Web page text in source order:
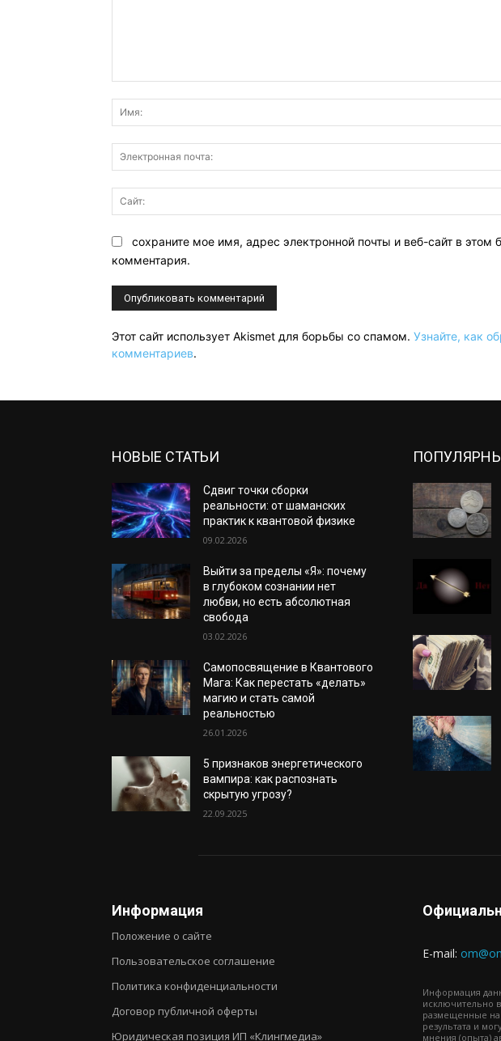
сохраните мое имя, адрес электронной почты и веб-сайт в этом
комментария.
Этот сайт использует Akismet для борьбы со спамом. Узнайте, как
комментариев.
НОВЫЕ СТАТЬИ
Сдвиг точки сборки
реальности: от шаманских
практик к квантовой физике
09.02.2026
Выйти за пределы «Я»: почему
в глубоком сознании нет
любви, но есть абсолютная
свобода
03.02.2026
Самопосвящение в Квантового
Мага: Как перестать «делать»
магию и стать самой
реальностью
26.01.2026
5 признаков энергетического
вампира: как распознать
скрытую угрозу?
22.09.2025
Информация
Положение о сайте
Пользовательское соглашение
Политика конфиденциальности
Договор публичной оферты
Юридическая позиция ИП «Клингмедиа»
E-mail:
Информация
исключительно
размещенные на
результата и
мнения (опыта)